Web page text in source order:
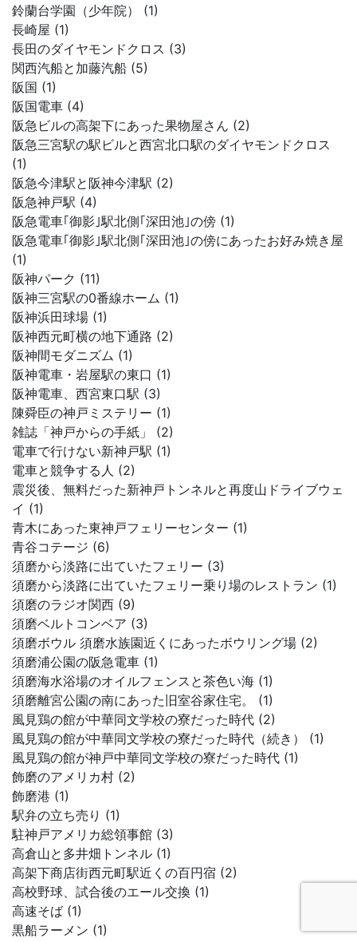
鈴蘭台学園（少年院） (1)
長崎屋 (1)
長田のダイヤモンドクロス (3)
関西汽船と加藤汽船 (5)
阪国 (1)
阪国電車 (4)
阪急ビルの高架下にあった果物屋さん (2)
阪急三宮駅の駅ビルと西宮北口駅のダイヤモンドクロス
(1)
阪急今津駅と阪神今津駅 (2)
阪急神戸駅 (4)
阪急電車｢御影｣駅北側｢深田池｣の傍 (1)
阪急電車｢御影｣駅北側｢深田池｣の傍にあったお好み焼き屋
(1)
阪神パーク (11)
阪神三宮駅の0番線ホーム (1)
阪神浜田球場 (1)
阪神西元町横の地下通路 (2)
阪神間モダニズム (1)
阪神電車・岩屋駅の東口 (1)
阪神電車、西宮東口駅 (3)
陳舜臣の神戸ミステリー (1)
雑誌「神戸からの手紙」 (2)
電車で行けない新神戸駅 (1)
電車と競争する人 (2)
震災後、無料だった新神戸トンネルと再度山ドライブウェ
イ (1)
青木にあった東神戸フェリーセンター (1)
青谷コテージ (6)
須磨から淡路に出ていたフェリー (3)
須磨から淡路に出ていたフェリー乗り場のレストラン (1)
須磨のラジオ関西 (9)
須磨ベルトコンベア (3)
須磨ボウル 須磨水族園近くにあったボウリング場 (2)
須磨浦公園の阪急電車 (1)
須磨海水浴場のオイルフェンスと茶色い海 (1)
須磨離宮公園の南にあった旧室谷家住宅。 (1)
風見鶏の館が中華同文学校の寮だった時代 (2)
風見鶏の館が中華同文学校の寮だった時代（続き） (1)
風見鶏の館が神戸中華同文学校の寮だった時代 (1)
飾磨のアメリカ村 (2)
飾磨港 (1)
駅弁の立ち売り (1)
駐神戸アメリカ総領事館 (3)
高倉山と多井畑トンネル (1)
高架下商店街西元町駅近くの百円宿 (2)
高校野球、試合後のエール交換 (1)
高速そば (1)
黒船ラーメン (1)